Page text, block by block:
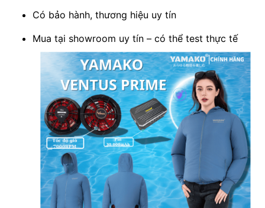
Có bảo hành, thương hiệu uy tín
Mua tại showroom uy tín – có thể test thực tế